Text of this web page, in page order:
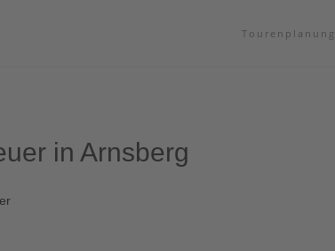
Tourenplanung
in Arnsberg